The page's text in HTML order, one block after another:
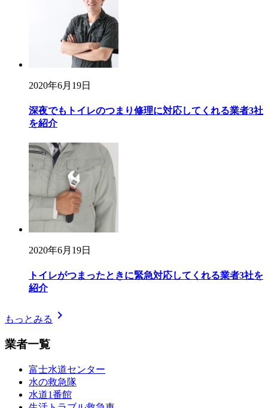
2020年6月19日
深夜でもトイレのつまり修理に対応してくれる業者3社
を紹介
2020年6月19日
トイレがつまったときに緊急対応してくれる業者3社を
紹介
もっとみる chevron_right
業者一覧
富士水道センター
水の救急隊
水道1番館